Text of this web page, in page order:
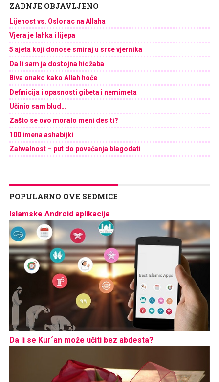
ZADNJE OBJAVLJENO
Lijenost vs. Oslonac na Allaha
Vjera je lahka i lijepa
5 ajeta koji donose smiraj u srce vjernika
Da li sam ja dostojna hidžaba
Biva onako kako Allah hoće
Definicija i opasnosti gibeta i nemimeta
Učinio sam blud…
Zašto se ovo moralo meni desiti?
100 imena ashabijki
Zahvalnost – put do povećanja blagodati
POPULARNO OVE SEDMICE
Islamske Android aplikacije
Da li se Kur´an može učiti bez abdesta?